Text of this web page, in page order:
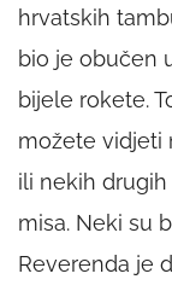
hrvatskih
bio je obučen
bijele rokete.
možete vidjeti
ili nekih
misa. Neki su
Reverenda je